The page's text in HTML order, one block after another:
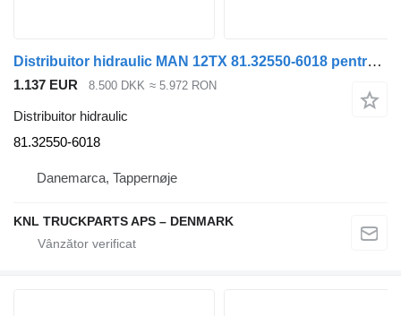
Distribuitor hidraulic MAN 12TX 81.32550-6018 pentru camion
1.137 EUR 8.500 DKK ≈ 5.972 RON
Distribuitor hidraulic
81.32550-6018
Danemarca, Tappernøje
KNL TRUCKPARTS APS – DENMARK